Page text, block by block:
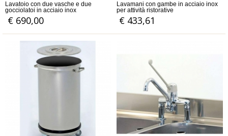
Lavatoio con due vasche e due
gocciolatoi in acciaio inox
€ 690,00
Lavamani con gambe in acciaio inox
per attività ristorative
€ 433,61